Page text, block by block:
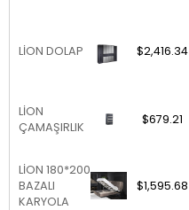
LİON DOLAP $2,416.34
LİON
ÇAMAŞIRLIK
$679.21
LİON 180*200
BAZALI
KARYOLA
$1,595.68